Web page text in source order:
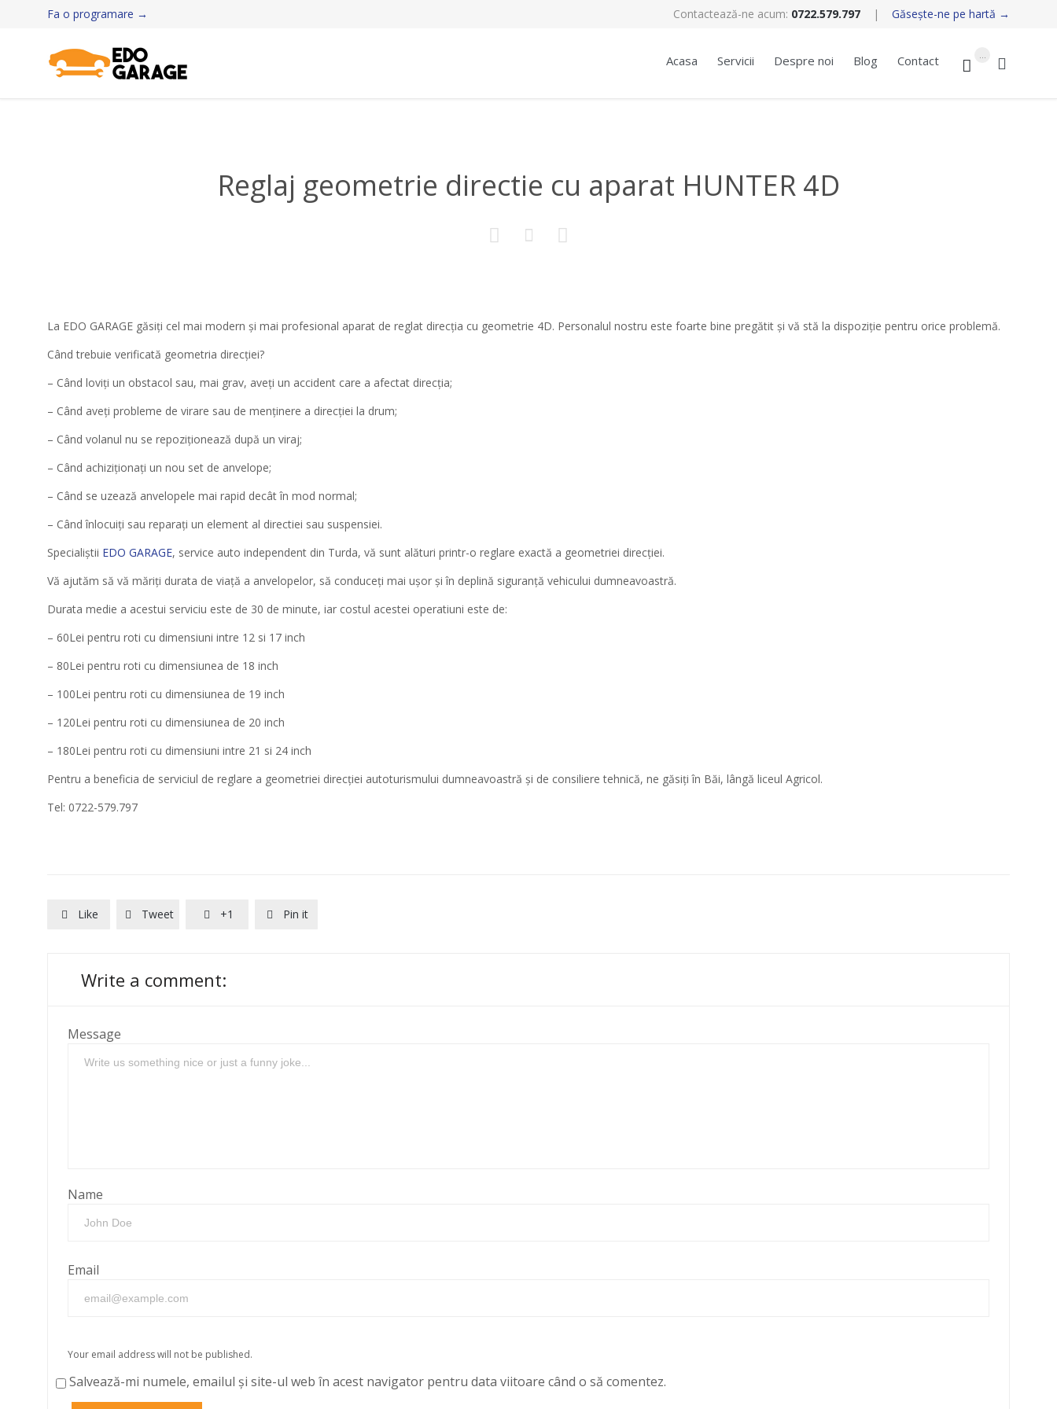
Fa o programare → Contactează-ne acum: 0722.579.797 | Găseşte-ne pe hartă →
Acasa Servicii Despre noi Blog Contact 
... 
Reglaj geometrie directie cu aparat HUNTER 4D
  
La EDO GARAGE găsiți cel mai modern și mai profesional aparat de reglat direcția cu geometrie 4D. Personalul nostru este foarte bine pregătit și vă stă la dispoziție pentru orice problemă.
Când trebuie verificată geometria direcției?
– Când loviți un obstacol sau, mai grav, aveți un accident care a afectat direcția;
– Când aveți probleme de virare sau de menținere a direcției la drum;
– Când volanul nu se repoziționează după un viraj;
– Când achiziționați un nou set de anvelope;
– Când se uzează anvelopele mai rapid decât în mod normal;
– Când înlocuiți sau reparați un element al directiei sau suspensiei.
Specialiștii EDO GARAGE, service auto independent din Turda, vă sunt alături printr-o reglare exactă a geometriei direcției.
Vă ajutăm să vă măriți durata de viață a anvelopelor, să conduceți mai ușor și în deplină siguranță vehicului dumneavoastră.
Durata medie a acestui serviciu este de 30 de minute, iar costul acestei operatiuni este de:
– 60Lei pentru roti cu dimensiuni intre 12 si 17 inch
– 80Lei pentru roti cu dimensiunea de 18 inch
– 100Lei pentru roti cu dimensiunea de 19 inch
– 120Lei pentru roti cu dimensiunea de 20 inch
– 180Lei pentru roti cu dimensiuni intre 21 si 24 inch
Pentru a beneficia de serviciul de reglare a geometriei direcției autoturismului dumneavoastră și de consiliere tehnică, ne găsiți în Băi, lângă liceul Agricol.
Tel: 0722-579.797
 Like  Tweet  +1  Pin it
Write a comment:
Message
Name
Email
Your email address will not be published.
Salvează-mi numele, emailul și site-ul web în acest navigator pentru data viitoare când o să comentez.